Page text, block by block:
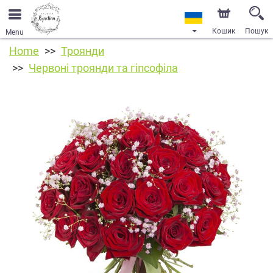
Menu Кошик Пошук
Home
Троянди
Червоні троянди та гіпсофіла